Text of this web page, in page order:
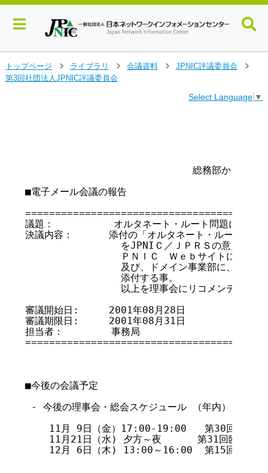
イ
トップページ
>
ライブラリ
>
会議資料
JPNIC評議委員会
第3回社団法人JPNIC評議委員会
Select Language ▼
総務部からの報
■電子メール会議の報告
議題：          オルタネート・ルート問題に関する
決議内容：      添付の「オルタネート・ルート問題
ＰＮＩＣ　Ｗｅｂサイトにて公開
                添付する事。
審議開始日:     2001年08月28日
審議期限日:     2001年08月31日
担当者：        事務局
■今後の会議予定
- 今後の理事会・総会スケジュール （年内
11月 9日（金）17:00-19:00   第30回臨
11月21日（水) 夕方～夜      第31回臨時理
12月 6日（木) 13:00～16:00  第15回臨時総